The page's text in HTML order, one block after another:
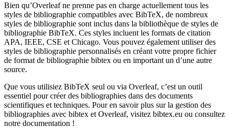
Bien qu’Overleaf ne prenne pas en charge actuellement tous les
styles de bibliographie compatibles avec BibTeX, de nombreux
styles de bibliographie sont inclus dans la bibliothèque de styles de
bibliographie BibTeX. Ces styles incluent les formats de citation
APA, IEEE, CSE et Chicago. Vous pouvez également utiliser des
styles de bibliographie personnalisés en créant votre propre fichier
de format de bibliographie bibtex ou en important un d’une autre
source.
Que vous utilisiez BibTeX seul ou via Overleaf, c’est un outil
essentiel pour créer des bibliographies dans des documents
scientifiques et techniques. Pour en savoir plus sur la gestion des
bibliographies avec bibtex et Overleaf, visitez bibtex.eu ou consultez
notre documentation !